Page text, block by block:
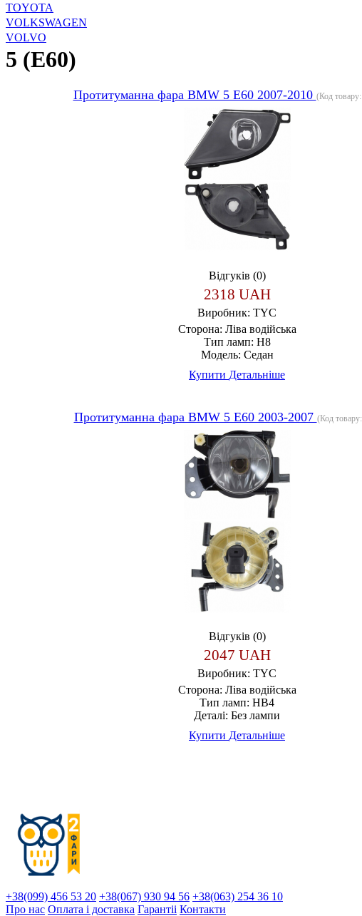
TOYOTA
VOLKSWAGEN
VOLVO
5 (E60)
Протитуманна фара BMW 5 E60 2007-2010 (Код товару:
Відгуків (0)
2318 UAH
Виробник: TYC
Сторона: Ліва водійська
Тип ламп: H8
Модель: Седан
Купити Детальніше
Протитуманна фара BMW 5 E60 2003-2007 (Код товару:
Відгуків (0)
2047 UAH
Виробник: TYC
Сторона: Ліва водійська
Тип ламп: HB4
Деталі: Без лампи
Купити Детальніше
+38(099) 456 53 20 +38(067) 930 94 56 +38(063) 254 36 10
Про нас Оплата і доставка Гарантіi Контакти